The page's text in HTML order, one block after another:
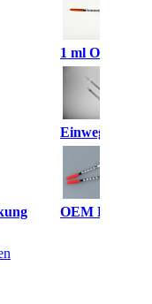
1 ml OEM
Einweginsulin-
OEM Einweg-